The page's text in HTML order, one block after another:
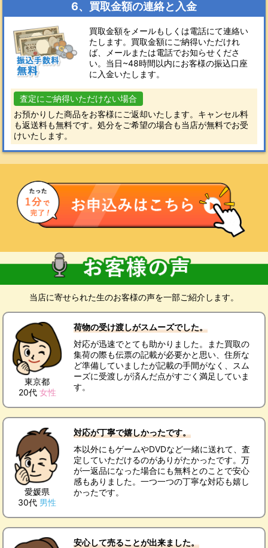
6、買取金額の連絡と入金
買取金額をメールもしくは電話にて連絡い
たします。買取金額にご納得いただけれ
ば、メールまたは電話でお知らせくださ
い。当日~48時間以内にお客様の振込口座
に入金いたします。
査定にご納得いただけない場合
お預かりした商品をお客様にご返却いたします。キャンセル料
も返送料も無料です。処分をご希望の場合も当店が無料でお受
けいたします。
当店に寄せられた生のお客様の声を一部ご紹介します。
東京都
20代 女性
荷物の受け渡しがスムーズでした。
対応が迅速でとても助かりました。また買取の
集荷の際も伝票の記載が必要かと思い、住所な
ど準備していましたが記載の手間がなく、スム
ーズに受渡しが済んだ点がすごく満足していま
す。
愛媛県
30代 男性
対応が丁寧で嬉しかったです。
本以外にもゲームやDVDなど一緒に送れて、査
定していただけるのがありがたかったです。万
が一返品になった場合にも無料とのことで安心
感もありました。一つ一つの丁寧な対応も嬉し
かったです。
安心して売ることが出来ました。